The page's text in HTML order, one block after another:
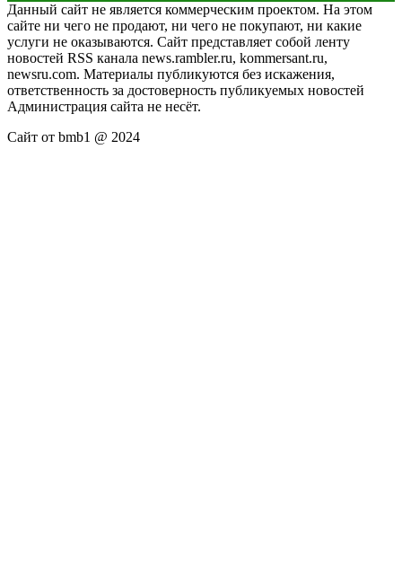
Данный сайт не является коммерческим проектом. На этом
сайте ни чего не продают, ни чего не покупают, ни какие
услуги не оказываются. Сайт представляет собой ленту
новостей RSS канала news.rambler.ru, kommersant.ru,
newsru.com. Материалы публикуются без искажения,
ответственность за достоверность публикуемых новостей
Администрация сайта не несёт.
Сайт от bmb1 @ 2024